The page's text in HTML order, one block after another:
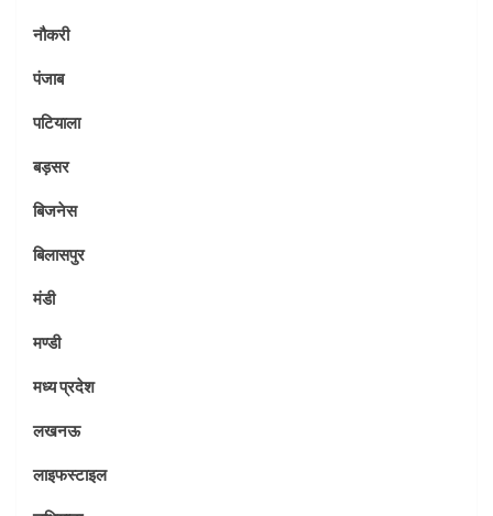
नौकरी
पंजाब
पटियाला
बड़सर
बिजनेस
बिलासपुर
मंडी
मण्डी
मध्य प्रदेश
लखनऊ
लाइफस्टाइल